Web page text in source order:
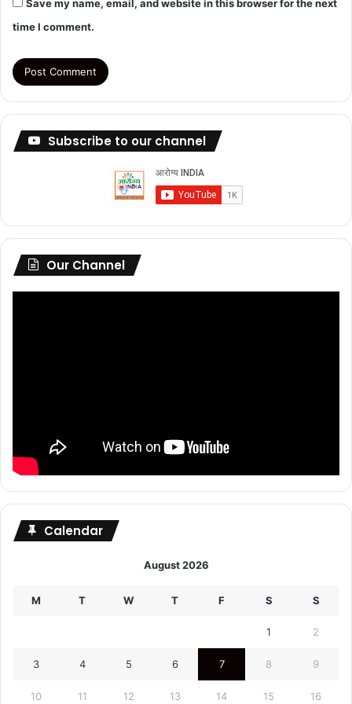
Save my name, email, and website in this browser for the next
time I comment.
Subscribe to our channel
Our Channel
Calendar
August 2026
M T W T F S S
1 2
3 4 5 6 7 8 9
10 11 12 13 14 15 16